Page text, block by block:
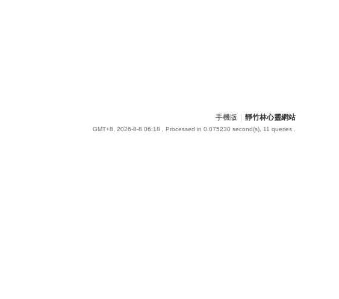
手機版 靜竹林心靈網站
GMT+8, 2026-8-8 06:18 , Processed in 0.075230 second(s), 11 queries .